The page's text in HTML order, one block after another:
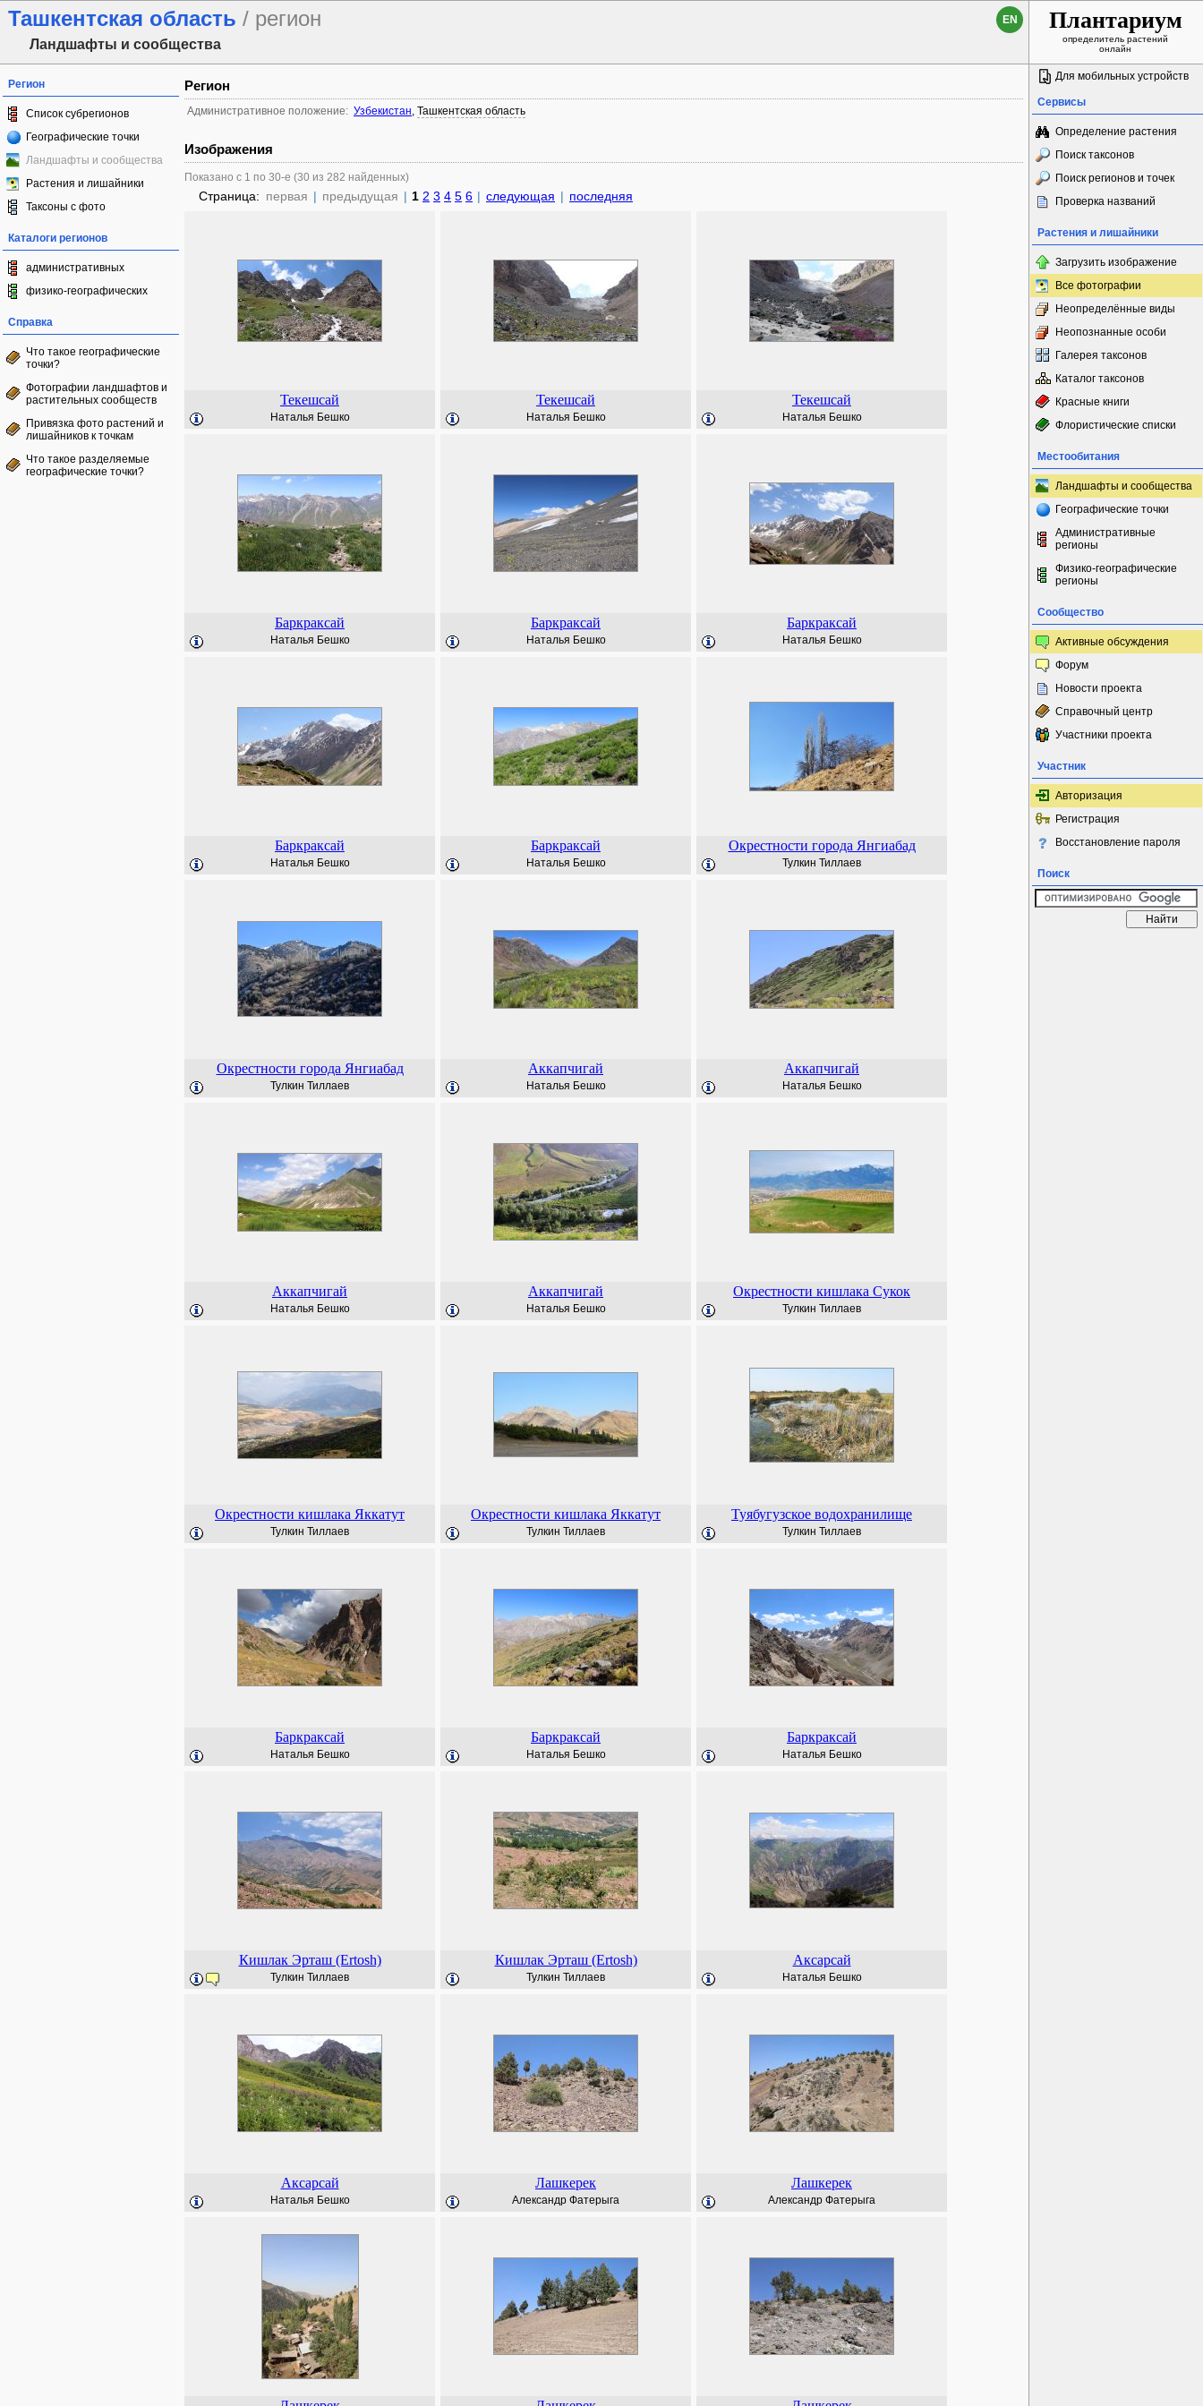
Ташкентская область / регион
Ландшафты и сообщества
EN Плантариум
определитель растений
онлайн
Регион
Список субрегионов
Географические точки
Ландшафты и сообщества
Растения и лишайники
Таксоны с фото
Каталоги регионов
административных
физико-географических
Справка
Что такое географические
точки?
Фотографии ландшафтов и
растительных сообществ
Привязка фото растений и
лишайников к точкам
Что такое разделяемые
географические точки?
Регион
Административное положение: Узбекистан, Ташкентская область
Изображения
Показано с 1 по 30-е (30 из 282 найденных)
Страница: первая | предыдущая | 1 2 3 4 5 6 | следующая | последняя
Текешсай
Наталья Бешко
Текешсай
Наталья Бешко
Текешсай
Наталья Бешко
Баркраксай
Наталья Бешко
Баркраксай
Наталья Бешко
Баркраксай
Наталья Бешко
Баркраксай
Наталья Бешко
Баркраксай
Наталья Бешко
Окрестности города Янгиабад
Тулкин Тиллаев
Окрестности города Янгиабад
Тулкин Тиллаев
Аккапчигай
Наталья Бешко
Аккапчигай
Наталья Бешко
Аккапчигай
Наталья Бешко
Аккапчигай
Наталья Бешко
Окрестности кишлака Сукок
Тулкин Тиллаев
Окрестности кишлака Яккатут
Тулкин Тиллаев
Окрестности кишлака Яккатут
Тулкин Тиллаев
Туябугузское водохранилище
Тулкин Тиллаев
Баркраксай
Наталья Бешко
Баркраксай
Наталья Бешко
Баркраксай
Наталья Бешко
Кишлак Эрташ (Ertosh)
Тулкин Тиллаев
Кишлак Эрташ (Ertosh)
Тулкин Тиллаев
Аксарсай
Наталья Бешко
Аксарсай
Наталья Бешко
Лашкерек
Александр Фатерыга
Лашкерек
Александр Фатерыга
Для мобильных устройств
Сервисы
Определение растения
Поиск таксонов
Поиск регионов и точек
Проверка названий
Растения и лишайники
Загрузить изображение
Все фотографии
Неопределённые виды
Неопознанные особи
Галерея таксонов
Каталог таксонов
Красные книги
Флористические списки
Местообитания
Ландшафты и сообщества
Географические точки
Административные
регионы
Физико-географические
регионы
Сообщество
Активные обсуждения
Форум
Новости проекта
Справочный центр
Участники проекта
Участник
Авторизация
Регистрация
Восстановление пароля
Поиск